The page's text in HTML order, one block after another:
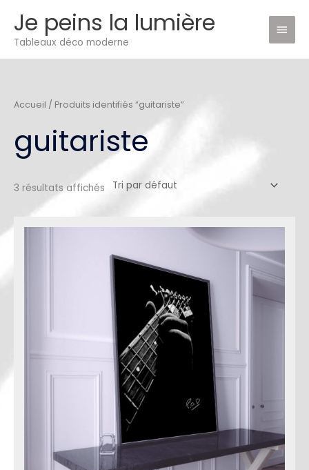
contenu
Je peins la lumière
Tableaux déco moderne
Accueil / Produits identifiés “guitariste”
guitariste
3 résultats affichés